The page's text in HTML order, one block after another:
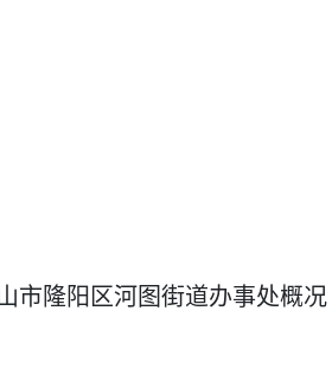
市隆阳区河图街道办事处概况